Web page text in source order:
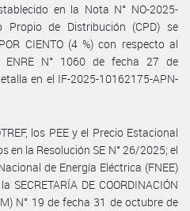
en la Nota N° NO-2025-
Propio de Distribución (CPD) se
CIENTO (4 %) con respecto al
ENRE N° 1060 de fecha 27 de
en el IF-2025-10162175-APN-
los PEE y el Precio Estacional
en la Resolución SE N° 26/2025; el
de Energía Eléctrica (FNEE)
DE COORDINACIÓN
N° 19 de fecha 31 de octubre de